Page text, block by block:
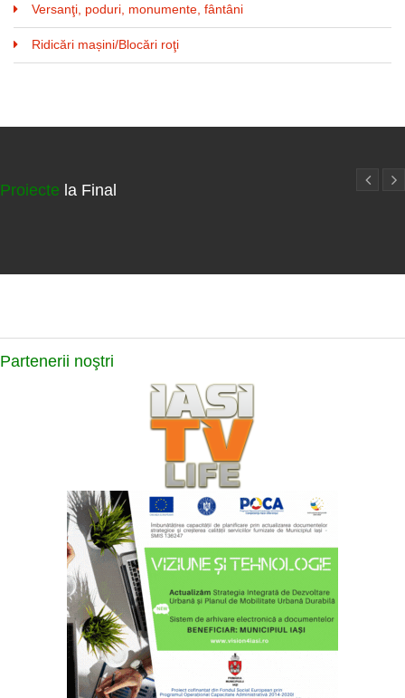
Versanţi, poduri, monumente, fântâni
Ridicări mașini/Blocări roţi
Proiecte la Final
Partenerii noştri